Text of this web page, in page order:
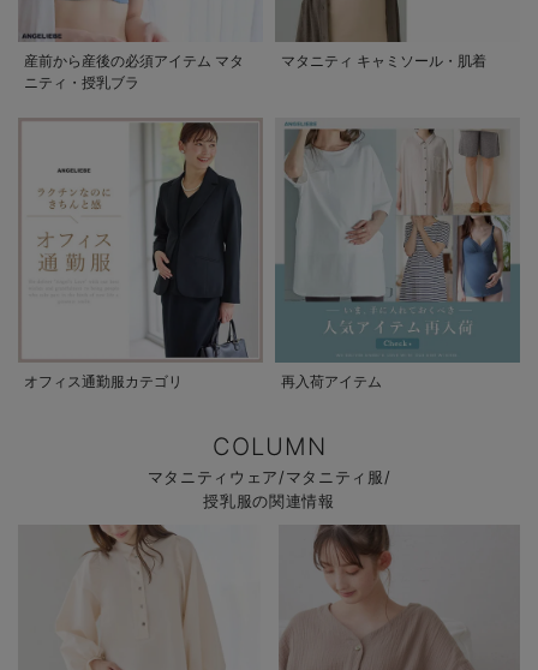
産前から産後の必須アイテム マタ
ニティ・授乳ブラ
マタニティ キャミソール・肌着
オフィス通勤服カテゴリ 再入荷アイテム
COLUMN
マタニティウェア/マタニティ服/
授乳服の関連情報